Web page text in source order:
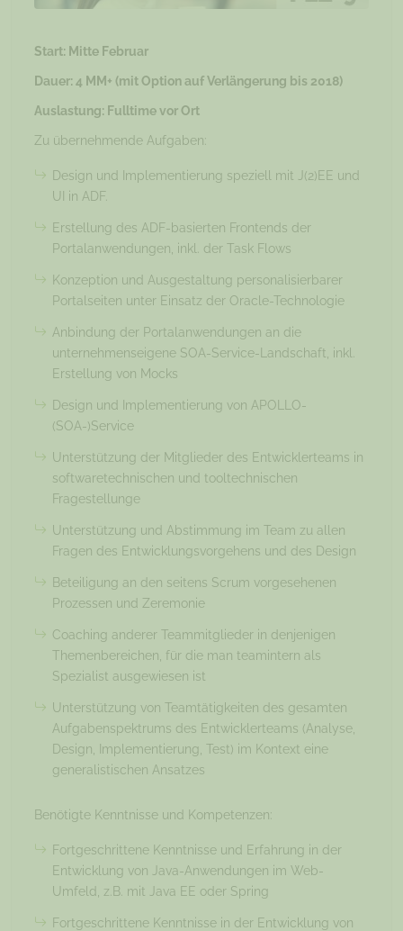
Start: Mitte Februar
Dauer: 4 MM+ (mit Option auf Verlängerung bis 2018)
Auslastung: Fulltime vor Ort
Zu übernehmende Aufgaben:
Design und Implementierung speziell mit J(2)EE und
UI in ADF.
Erstellung des ADF-basierten Frontends der
Portalanwendungen, inkl. der Task Flows
Konzeption und Ausgestaltung personalisierbarer
Portalseiten unter Einsatz der Oracle-Technologie
Anbindung der Portalanwendungen an die
unternehmenseigene SOA-Service-Landschaft, inkl.
Erstellung von Mocks
Design und Implementierung von APOLLO-
(SOA-)Service
Unterstützung der Mitglieder des Entwicklerteams in
softwaretechnischen und tooltechnischen
Fragestellunge
Unterstützung und Abstimmung im Team zu allen
Fragen des Entwicklungsvorgehens und des Design
Beteiligung an den seitens Scrum vorgesehenen
Prozessen und Zeremonie
Coaching anderer Teammitglieder in denjenigen
Themenbereichen, für die man teamintern als
Spezialist ausgewiesen ist
Unterstützung von Teamtätigkeiten des gesamten
Aufgabenspektrums des Entwicklerteams (Analyse,
Design, Implementierung, Test) im Kontext eine
generalistischen Ansatzes
Benötigte Kenntnisse und Kompetenzen:
Fortgeschrittene Kenntnisse und Erfahrung in der
Entwicklung von Java-Anwendungen im Web-
Umfeld, z.B. mit Java EE oder Spring
Fortgeschrittene Kenntnisse in der Entwicklung von